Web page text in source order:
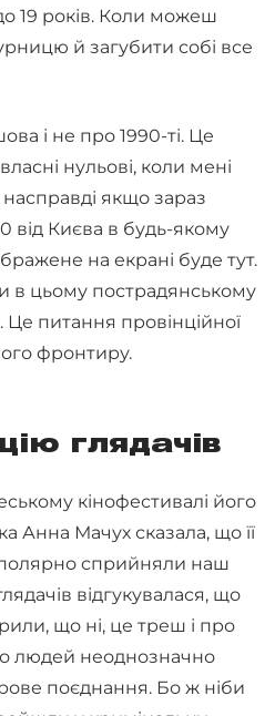
19 років. Коли можеш
й загубити собі все
і не про 1990-ті. Це
нульові, коли мені
якщо зараз
від Києва в будь-якому
на екрані буде тут.
цьому пострадянському
Це питання провінційної
фронтиру.
глядачів
кінофестивалі його
Анна Мачух сказала, що її
полярно сприйняли наш
відгукувалася, що
що ні, це треш і про
людей неоднозначно
поєднання. Бо ж ніби